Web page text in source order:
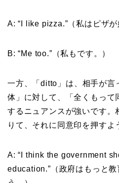
A: “I like pizza.”（私はピザが
B: “Me too.”（私もです。）
一方、「ditto」は、相手が言
体」に対して、「全くもって
するニュアンスが強いです。
りて、それに同意印を押すよ
A: “I think the government
education.”（政府はもっと